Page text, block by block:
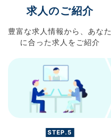
求人のご紹介
豊富な求人情報から、 あなた
に合った求人を ご紹介
STEP.5